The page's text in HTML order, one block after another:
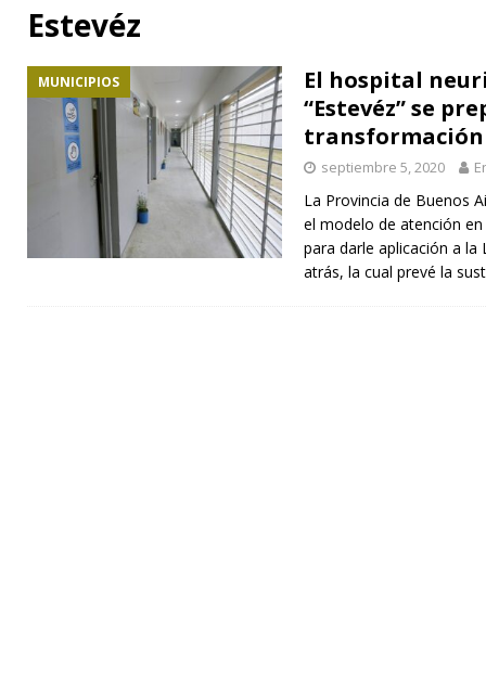
Estevéz
MUNICIPIOS
El hospital
“Estevéz” se
transformación
septiembre 5, 2020
La Provincia de Buenos
el modelo de atención
para darle aplicación a la
atrás, la cual prevé la